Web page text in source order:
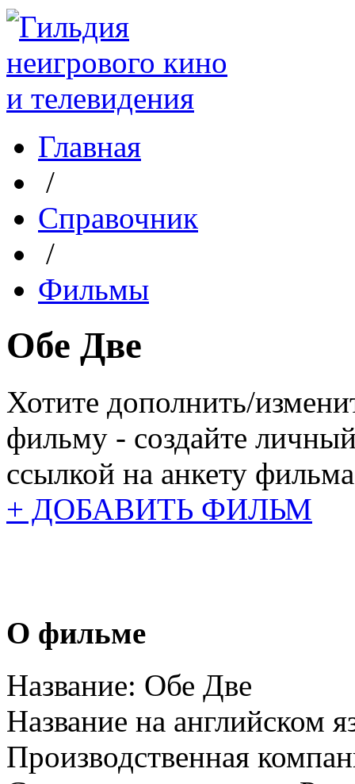
Главная
/
Справочник
/
Фильмы
Обе Две
Хотите дополнить/
фильму - создайте
ссылкой на анкету
+ ДОБАВИТЬ ФИЛЬМ
О фильме
Название: Обе Две
Название на английском
Производственная